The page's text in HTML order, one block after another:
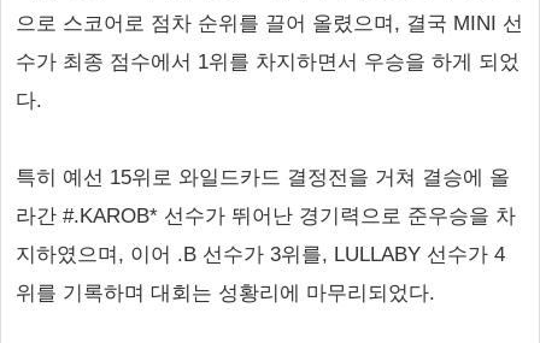
으로 스코어로 점차 순위를 끌어 올렸으며, 결국 MINI 선
수가 최종 점수에서 1위를 차지하면서 우승을 하게 되었
다.
특히 예선 15위로 와일드카드 결정전을 거쳐 결승에 올
라간 #.KAROB* 선수가 뛰어난 경기력으로 준우승을 차
지하였으며, 이어 .B 선수가 3위를, LULLABY 선수가 4
위를 기록하며 대회는 성황리에 마무리되었다.